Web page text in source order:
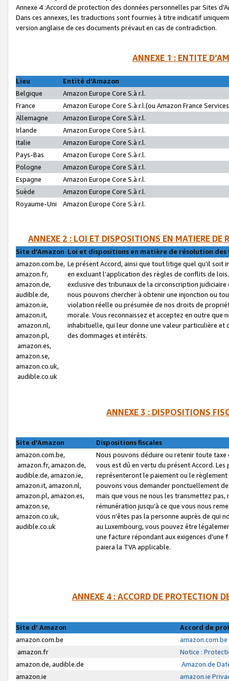
Annexe 4 :Accord de protection des données personnelles par Sites
Dans ces annexes, les traductions sont fournies à titre indicatif
version anglaise de ces documents prévaut en cas de contradiction.
ANNEXE 1 : ENTITE
Lieu
Entité d’Amazon
Belgique
Amazon Europe Core S.à r.l.
France
Amazon Europe Core S.à r.l.(ou Amazon France
Allemagne
Amazon Europe Core S.à r.l.
Irlande
Amazon Europe Core S.à r.l.
Italie
Amazon Europe Core S.à r.l.
Pays-Bas
Amazon Europe Core S.à r.l.
Pologne
Amazon Europe Core S.à r.l.
Espagne
Amazon Europe Core S.à r.l.
Suède
Amazon Europe Core S.à r.l.
Royaume-Uni
Amazon Europe Core S.à r.l.
ANNEXE 2 : LOI ET DISPOSITIONS EN MATIERE DE
Site d’Amazon Loi et dispositions en matière de résolution
amazon.com.be,
amazon.fr,
amazon.de,
audible.de,
amazon.ie,
amazon.it,
amazon.nl,
amazon.pl,
amazon.es,
amazon.se,
amazon.co.uk,
audible.co.uk
Le présent Accord, ainsi que tout litige quel qu’il soit
en excluant l’application des règles de conflits de
exclusive des tribunaux de la circonscription
nous pouvons chercher à obtenir une injonction ou
violation réelle ou présumée de nos droits de
morale. Vous reconnaissez et acceptez en outre que
inhabituelle, qui leur donne une valeur particulière
des dommages et intérêts.
ANNEXE 3 : DISPOSITIONS
Site d’Amazon
Dispositions fiscales
amazon.com.be,
amazon.fr, amazon.de,
audible.de, amazon.ie,
amazon.it, amazon.nl,
amazon.pl, amazon.es,
amazon.se,
amazon.co.uk,
audible.co.uk
Nous pouvons déduire ou retenir toute
vous est dû en vertu du présent Accord.
représenteront le paiement ou le
pouvons vous demander ponctuellement
mais que vous ne nous les transmettez
rémunération jusqu’à ce que vous nous
vous n’êtes pas la personne auprès de qui
au Luxembourg, vous pouvez être
une facture répondant aux exigences
paiera la TVA applicable.
ANNEXE 4 : ACCORD DE PROTECTION
Site d’ Amazon
Accord de
amazon.com.be
amazon.fr
Notice :
amazon.de, audible.de
Amazon.de
amazon.ie
amazon.ie